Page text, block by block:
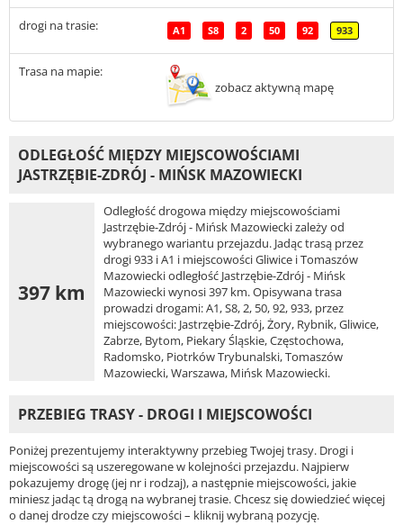
drogi na trasie: A1 S8 2 50 92 933
Trasa na mapie:
zobacz aktywną mapę
ODLEGŁOŚĆ MIĘDZY MIEJSCOWOŚCIAMI
JASTRZĘBIE-ZDRÓJ - MIŃSK MAZOWIECKI
397 km
Odległość drogowa między miejscowościami
Jastrzębie-Zdrój - Mińsk Mazowiecki zależy od
wybranego wariantu przejazdu. Jadąc trasą przez
drogi 933 i A1 i miejscowości Gliwice i Tomaszów
Mazowiecki odległość Jastrzębie-Zdrój - Mińsk
Mazowiecki wynosi 397 km. Opisywana trasa
prowadzi drogami: A1, S8, 2, 50, 92, 933, przez
miejscowości: Jastrzębie-Zdrój, Żory, Rybnik, Gliwice,
Zabrze, Bytom, Piekary Śląskie, Częstochowa,
Radomsko, Piotrków Trybunalski, Tomaszów
Mazowiecki, Warszawa, Mińsk Mazowiecki.
PRZEBIEG TRASY - DROGI I MIEJSCOWOŚCI
Poniżej prezentujemy interaktywny przebieg Twojej trasy. Drogi i
miejscowości są uszeregowane w kolejności przejazdu. Najpierw
pokazujemy drogę (jej nr i rodzaj), a następnie miejscowości, jakie
miniesz jadąc tą drogą na wybranej trasie. Chcesz się dowiedzieć więcej
o danej drodze czy miejscowości – kliknij wybraną pozycję.